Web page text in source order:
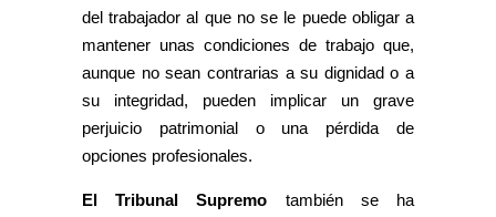
del trabajador al que no se le puede obligar a
mantener unas condiciones de trabajo que,
aunque no sean contrarias a su dignidad o a
su integridad, pueden implicar un grave
perjuicio patrimonial o una pérdida de
opciones profesionales.
El Tribunal Supremo también se ha